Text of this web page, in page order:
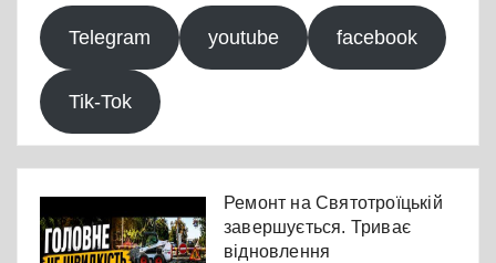
Telegram youtube facebook
Tik-Tok
Ремонт на Святотроїцькій
завершується. Триває
відновлення